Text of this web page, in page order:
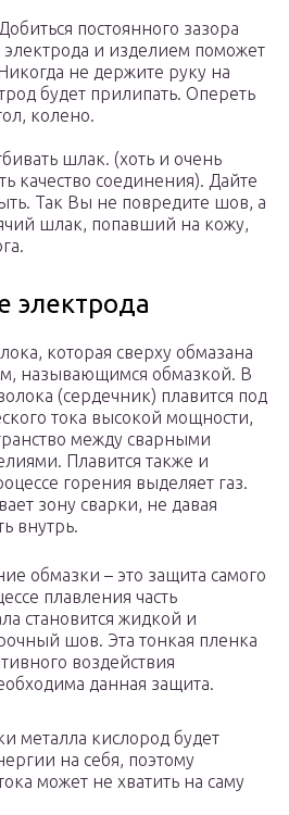
постоянного зазора
и изделием поможет
не держите руку на
будет прилипать. Опереть
колено.
шлак. (хоть и очень
качество соединения). Дайте
Так Вы не повредите шов, а
шлак, попавший на кожу,
электрода
которая сверху обмазана
называющимся обмазкой. В
(сердечник) плавится под
тока высокой мощности,
между сварными
Плавится также и
горения выделяет газ.
зону сварки, не давая
внутрь.
обмазки – это защита самого
плавления часть
становится жидкой и
шов. Эта тонкая пленка
воздействия
данная защита.
металла кислород будет
на себя, поэтому
может не хватить на саму